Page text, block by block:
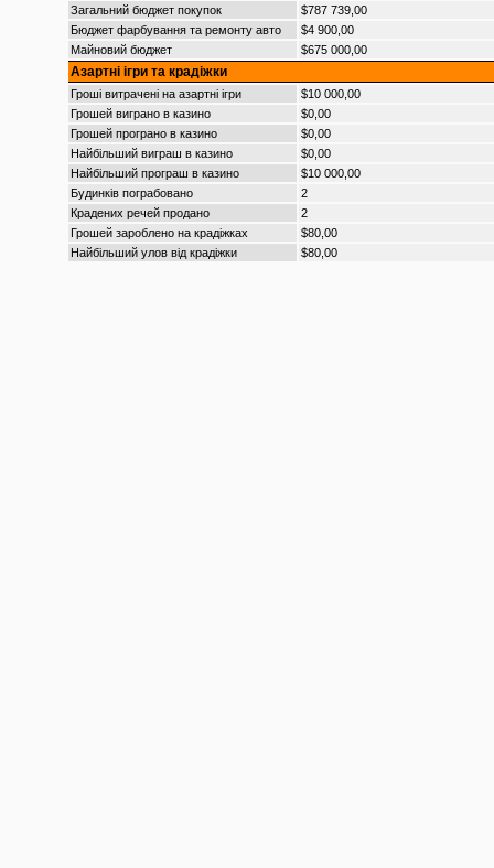
Загальний бюджет покупок
$787 739,00
Бюджет фарбування та ремонту авто
$4 900,00
Майновий бюджет
$675 000,00
Азартні ігри та крадіжки
Гроші витрачені на азартні ігри
$10 000,00
Грошей виграно в казино
$0,00
Грошей програно в казино
$0,00
Найбільший виграш в казино
$0,00
Найбільший програш в казино
$10 000,00
Будинків пограбовано
2
Крадених речей продано
2
Грошей зароблено на крадіжках
$80,00
Найбільший улов від крадіжки
$80,00